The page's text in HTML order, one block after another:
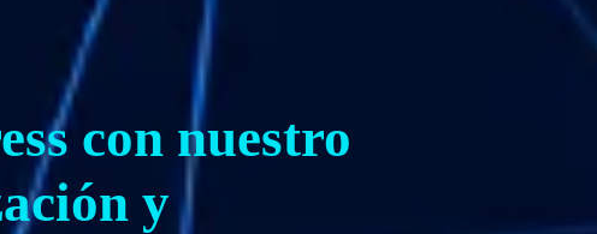
con nuestro
y